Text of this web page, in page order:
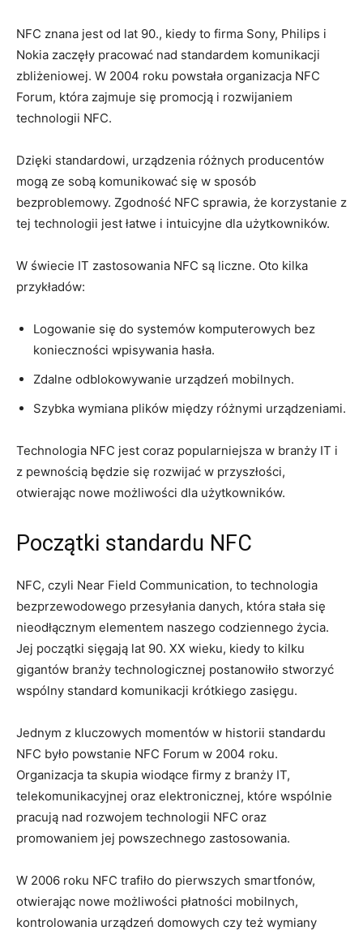
NFC znana jest od lat 90., kiedy to firma Sony, Philips i
Nokia zaczęły pracować nad standardem komunikacji
zbliżeniowej. W 2004 roku powstała organizacja NFC
Forum, która zajmuje się promocją i rozwijaniem
technologii NFC.
Dzięki standardowi, urządzenia różnych producentów
mogą ze sobą komunikować się w sposób
bezproblemowy. Zgodność NFC sprawia, że korzystanie z
tej technologii jest łatwe i intuicyjne dla użytkowników.
W świecie IT zastosowania NFC są liczne. Oto kilka
przykładów:
Logowanie się do systemów komputerowych bez
konieczności wpisywania hasła.
Zdalne odblokowywanie urządzeń mobilnych.
Szybka wymiana plików między różnymi urządzeniami.
Technologia NFC jest coraz popularniejsza w branży IT i
z pewnością będzie się rozwijać w przyszłości,
otwierając nowe możliwości dla użytkowników.
Początki standardu NFC
NFC, czyli Near Field Communication, to technologia
bezprzewodowego przesyłania danych, która stała się
nieodłącznym elementem naszego codziennego życia.
Jej początki sięgają lat 90. XX wieku, kiedy to kilku
gigantów branży technologicznej postanowiło stworzyć
wspólny standard komunikacji krótkiego zasięgu.
Jednym z kluczowych momentów w historii standardu
NFC było powstanie NFC Forum w 2004 roku.
Organizacja ta skupia wiodące firmy z branży IT,
telekomunikacyjnej oraz elektronicznej, które wspólnie
pracują nad rozwojem technologii NFC oraz
promowaniem jej powszechnego zastosowania.
W 2006 roku NFC trafiło do pierwszych smartfonów,
otwierając nowe możliwości płatności mobilnych,
kontrolowania urządzeń domowych czy też wymiany